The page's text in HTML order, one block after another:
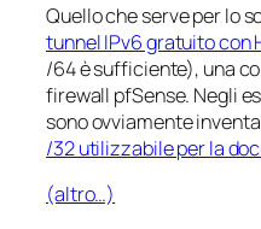
Quello che serve per lo
tunnel IPv6 gratuito con
/64 è sufficiente), una
firewall pfSense. Negli
sono ovviamente
/32 utilizzabile per la
(altro…)